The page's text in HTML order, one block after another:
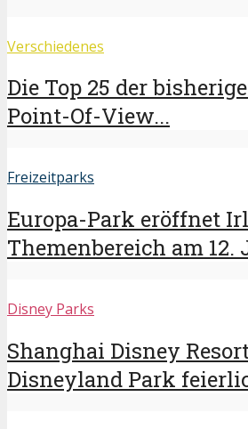
Verschiedenes
Die Top 25 der
Point-Of-View...
Freizeitparks
Europa-Park eröffnet
Themenbereich am 12.
Disney Parks
Shanghai Disney
Disneyland Park